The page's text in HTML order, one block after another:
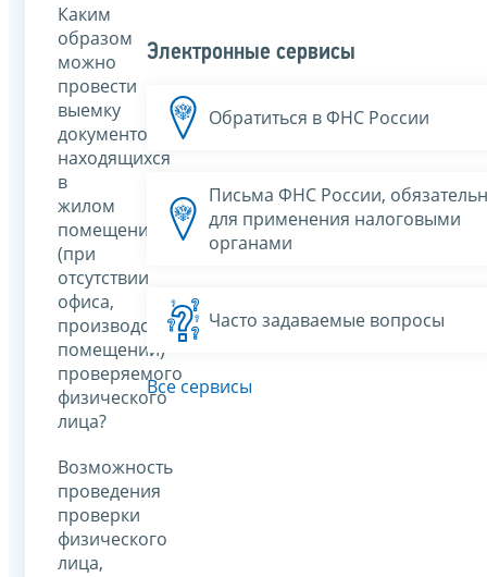
Каким
образом
можно
провести
выемку
документов,
находящихся
в
жилом
помещении
(при
отсутствии
офиса,
производственных
помещений)
проверяемого
физического
лица?
Возможность
проведения
проверки
физического
лица,
Электронные сервисы
Обратиться в ФНС России
Письма ФНС России,
для применения налоговыми
органами
Часто задаваемые вопросы
Все сервисы